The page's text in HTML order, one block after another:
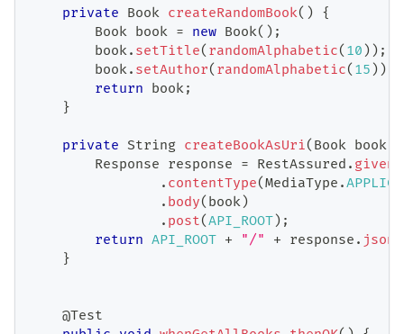
private Book createRandomBook( ) {
Book book = new Book( ) ;
        book
. setTitle( randomAlphabetic( 10 ) ) ;
        book
. setAuthor( randomAlphabetic( 15 ) )
return book;
}
private String createBookAsUri( Book book
Response response = RestAssured . given
. contentType(MediaType .
. body( book)
. post(API_ROOT) ;
return API_ROOT + "/" + response .
}
@Test